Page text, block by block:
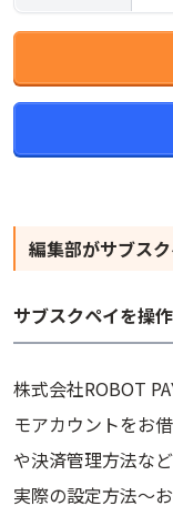
編集部がサブス
サブスクペイを操
株式会社ROBOT
モアカウントをお
や決済管理方法な
実際の設定方法～